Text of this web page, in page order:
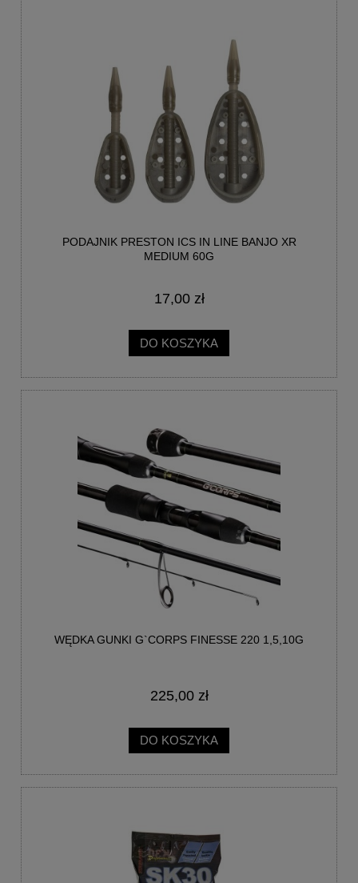
PODAJNIK PRESTON ICS IN LINE BANJO XR
MEDIUM 60G
17,00 zł
DO KOSZYKA
WĘDKA GUNKI G`CORPS FINESSE 220 1,5,10G
225,00 zł
DO KOSZYKA